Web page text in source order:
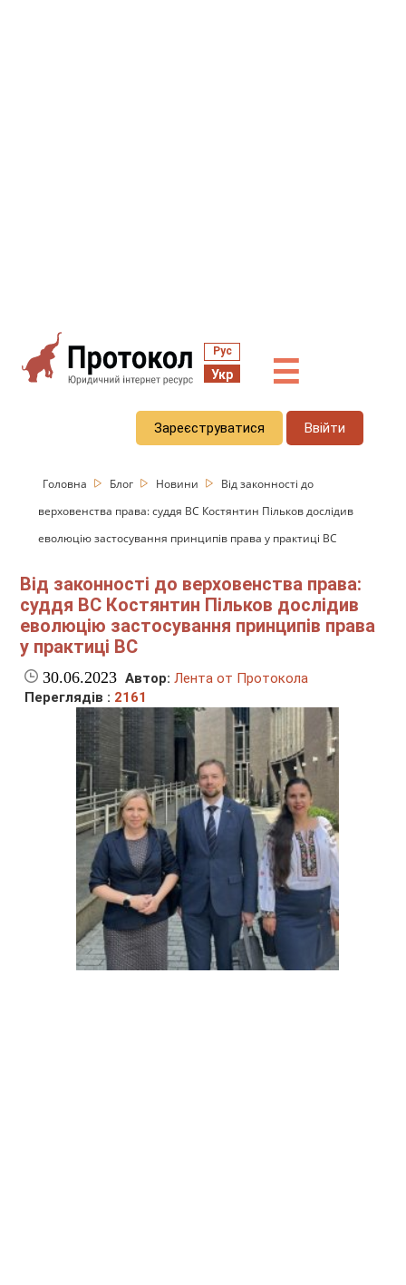
Рус
Укр ☰
Зареєструватися Ввійти
Головна Блог Новини
Від законності до
верховенства права: суддя ВС Костянтин Пільков дослідив
еволюцію застосування принципів права у практиці ВС
Від законності до верховенства права:
суддя ВС Костянтин Пільков дослідив
еволюцію застосування принципів права
у практиці ВС
30.06.2023 Автор: Лента от Протокола
Переглядів : 2161